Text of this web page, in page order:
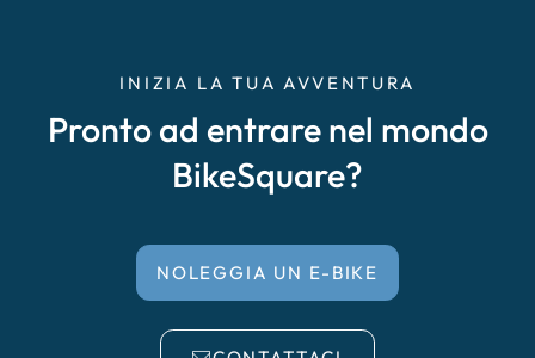
INIZIA LA TUA AVVENTURA
Pronto ad entrare nel mondo
BikeSquare?
NOLEGGIA UN E-BIKE